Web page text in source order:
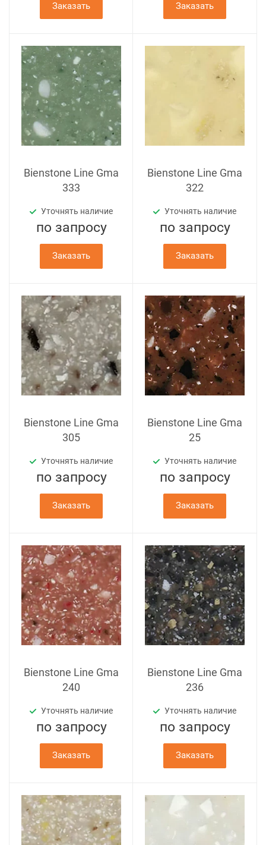
Заказать Заказать
Bienstone Line Gma
333
Уточнять наличие
по запросу
Заказать
Bienstone Line Gma
322
Уточнять наличие
по запросу
Заказать
Bienstone Line Gma
305
Уточнять наличие
по запросу
Заказать
Bienstone Line Gma
25
Уточнять наличие
по запросу
Заказать
Bienstone Line Gma
240
Уточнять наличие
по запросу
Заказать
Bienstone Line Gma
236
Уточнять наличие
по запросу
Заказать